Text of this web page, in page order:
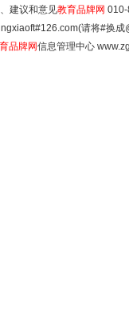
建议和意见教育品牌网
请将#换
品牌网信息管理中心